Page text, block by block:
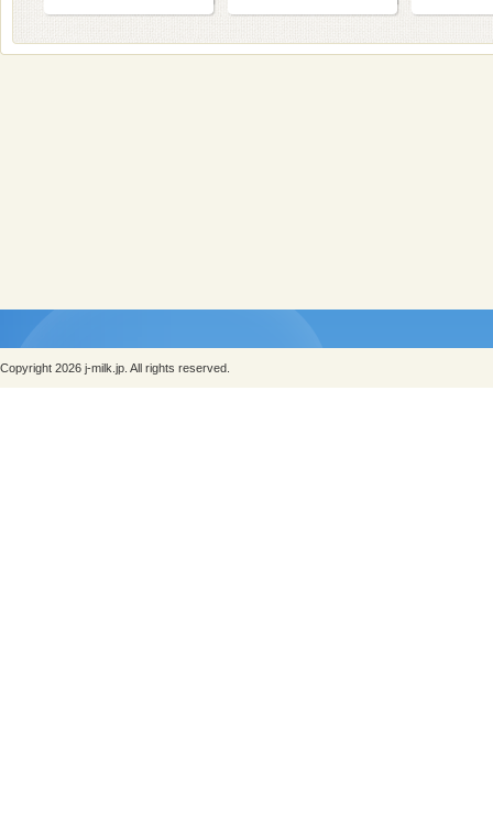
Copyright 2026 j-milk.jp. All rights reserved.